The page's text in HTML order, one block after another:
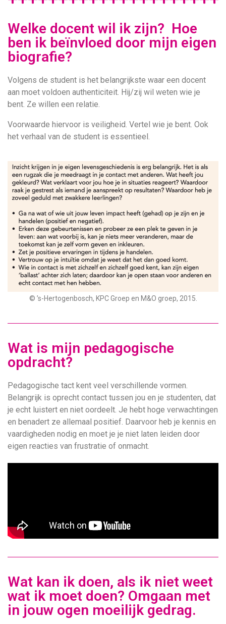
Welke docent wil ik zijn? Hoe
ben ik beïnvloed door mijn eigen
biografie?
Volgens de student is het belangrijkste waar een docent
aan moet voldoen authenticiteit. Hij/zij wil weten wie je
bent. Ze willen een relatie.
Voorwaarde hiervoor is veiligheid. Vertel wie je bent. Ook
het verhaal van de student is essentieel.
© ’s-Hertogenbosch, KPC Groep en M&O groep, 2015.
Wat is mijn pedagogische
opdracht?
Pedagogische tact kent veel verschillende vormen.
Belangrijk is oprecht contact tussen jou en je studenten, dat
je echt luistert en niet oordeelt. Je hebt hoge verwachtingen
en benadert ze allemaal positief. Daarvoor heb je kennis en
vaardigheden nodig en moet je je niet laten leiden door
eigen reacties van frustratie of onmacht.
Wat kan ik doen, als ik niet weet
wat ik moet doen? Omgaan met
in jouw ogen moeilijk gedrag.